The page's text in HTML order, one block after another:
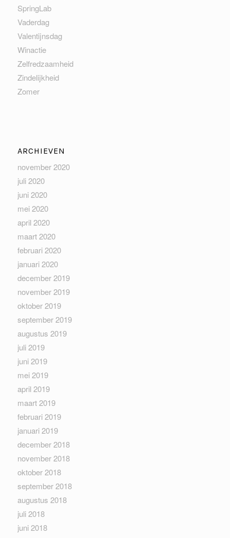
SpringLab
Vaderdag
Valentijnsdag
Winactie
Zelfredzaamheid
Zindelijkheid
Zomer
ARCHIEVEN
november 2020
juli 2020
juni 2020
mei 2020
april 2020
maart 2020
februari 2020
januari 2020
december 2019
november 2019
oktober 2019
september 2019
augustus 2019
juli 2019
juni 2019
mei 2019
april 2019
maart 2019
februari 2019
januari 2019
december 2018
november 2018
oktober 2018
september 2018
augustus 2018
juli 2018
juni 2018